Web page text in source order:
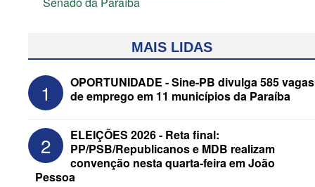
MAIS LIDAS
1
OPORTUNIDADE - Sine-PB divulga 585 vagas
de emprego em 11 municípios da Paraíba
2
ELEIÇÕES 2026 - Reta final:
PP/PSB/Republicanos e MDB realizam
convenção nesta quarta-feira em João
Pessoa